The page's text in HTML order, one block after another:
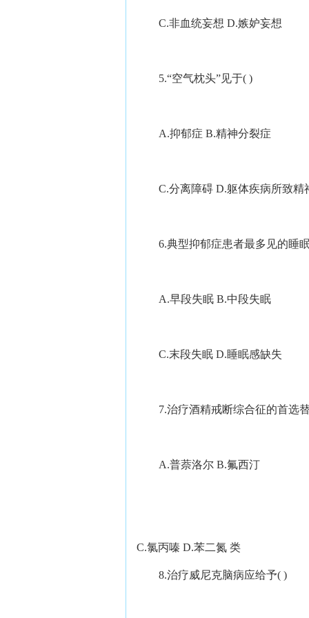
C.非血统妄想 D.嫉妒妄想
5.“空气枕头”见于( )
A.抑郁症 B.精神分裂症
C.分离障碍 D.躯体疾病所致精
6.典型抑郁症患者最多见的睡
A.早段失眠 B.中段失眠
C.末段失眠 D.睡眠感缺失
7.治疗酒精戒断综合征的首选替
A.普萘洛尔 B.氟西汀
C.氯丙嗪 D.苯二氮 类
8.治疗威尼克脑病应给予( )